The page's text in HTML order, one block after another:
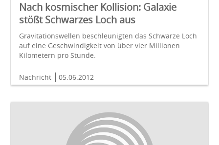
Nach kosmischer Kollision: Galaxie
stößt Schwarzes Loch aus
Gravitationswellen beschleunigten das Schwarze Loch
auf eine Geschwindigkeit von über vier Millionen
Kilometern pro Stunde.
Nachricht 05.06.2012